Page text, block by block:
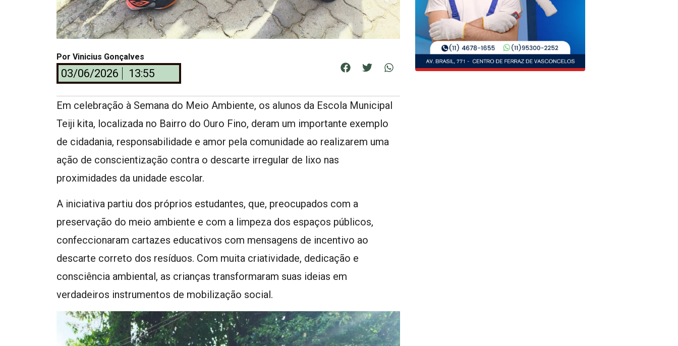
Por Vinicius Gonçalves
03/06/2026 13:55
Em celebração à Semana do Meio Ambiente, os alunos da Escola Municipal
Teiji kita, localizada no Bairro do Ouro Fino, deram um importante exemplo
de cidadania, responsabilidade e amor pela comunidade ao realizarem uma
ação de conscientização contra o descarte irregular de lixo nas
proximidades da unidade escolar.
A iniciativa partiu dos próprios estudantes, que, preocupados com a
preservação do meio ambiente e com a limpeza dos espaços públicos,
confeccionaram cartazes educativos com mensagens de incentivo ao
descarte correto dos resíduos. Com muita criatividade, dedicação e
consciência ambiental, as crianças transformaram suas ideias em
verdadeiros instrumentos de mobilização social.